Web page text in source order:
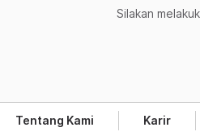
Silakan
Tentang Kami Karir